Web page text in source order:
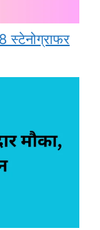
स्टेनोग्राफर